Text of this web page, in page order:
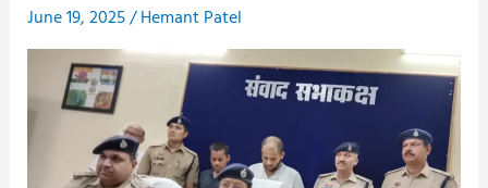
सफलता
दिल्ली
June 19, 2025/Hemant Patel